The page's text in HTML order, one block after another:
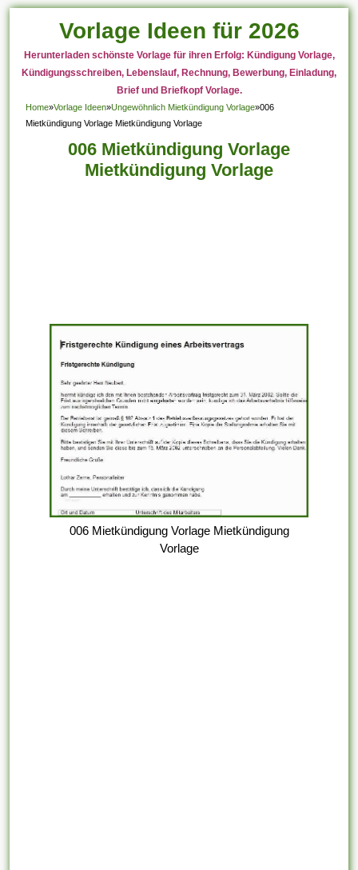
Vorlage Ideen für 2026
Herunterladen schönste Vorlage für ihren Erfolg: Kündigung Vorlage,
Kündigungsschreiben, Lebenslauf, Rechnung, Bewerbung, Einladung,
Brief und Briefkopf Vorlage.
Home»Vorlage Ideen»Ungewöhnlich Mietkündigung Vorlage»006
Mietkündigung Vorlage Mietkündigung Vorlage
006 Mietkündigung Vorlage
Mietkündigung Vorlage
006 Mietkündigung Vorlage Mietkündigung
Vorlage